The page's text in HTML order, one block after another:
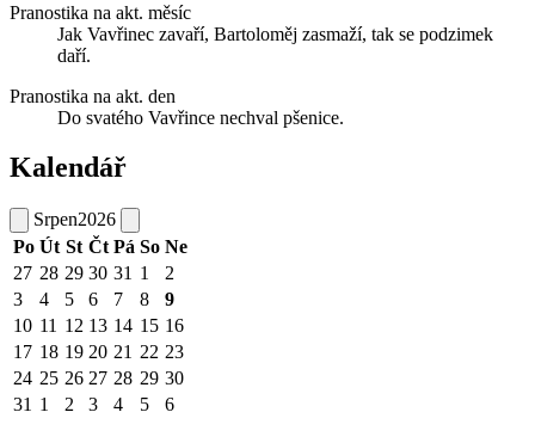
Pranostika na akt. měsíc
Jak Vavřinec zavaří, Bartoloměj zasmaží, tak se podzimek
daří.
Pranostika na akt. den
Do svatého Vavřince nechval pšenice.
Kalendář
Srpen2026
Po Út St Čt Pá So Ne
27 28 29 30 31 1
2
3
4 5 6 7 8
9
10 11 12 13 14 15 16
17 18 19 20 21 22 23
24 25 26 27 28 29 30
31 1 2 3 4 5 6